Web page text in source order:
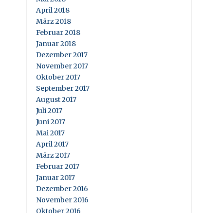
April 2018
März 2018
Februar 2018
Januar 2018
Dezember 2017
November 2017
Oktober 2017
September 2017
August 2017
Juli 2017
Juni 2017
Mai 2017
April 2017
März 2017
Februar 2017
Januar 2017
Dezember 2016
November 2016
Oktober 2016